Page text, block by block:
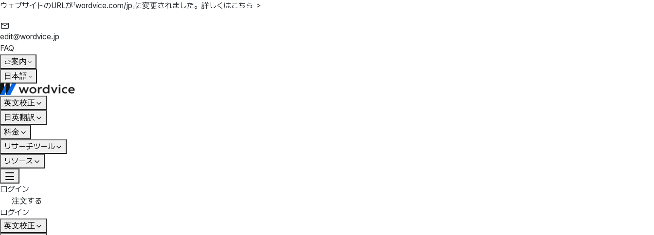
ウェブサイトのURLが「wordvice.com/jp」に変更されました。 詳しくはこちら ＞
edit@wordvice.jp
FAQ
ご案内
日本語
英文校正
日英翻訳
料金
リサーチツール
リソース
ログイン
注文する
ログイン
英文校正